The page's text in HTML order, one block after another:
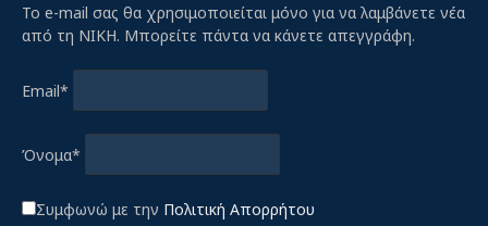
Το e-mail σας θα χρησιμοποιείται μόνο για να λαμβάνετε νέα
από τη ΝΙΚΗ. Μπορείτε πάντα να κάνετε απεγγράφη.
Email*
Όνομα*
Συμφωνώ με την Πολιτική Απορρήτου